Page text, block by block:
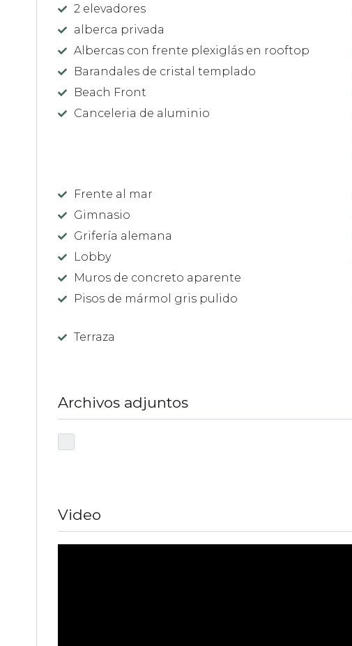
2 elevadores
alberca privada
Albercas con frente plexiglás en rooftop
Barandales de cristal templado
Beach Front
Canceleria de aluminio
Frente al mar
Gimnasio
Grifería alemana
Lobby
Muros de concreto aparente
Pisos de mármol gris pulido
Terraza
Archivos adjuntos
Video